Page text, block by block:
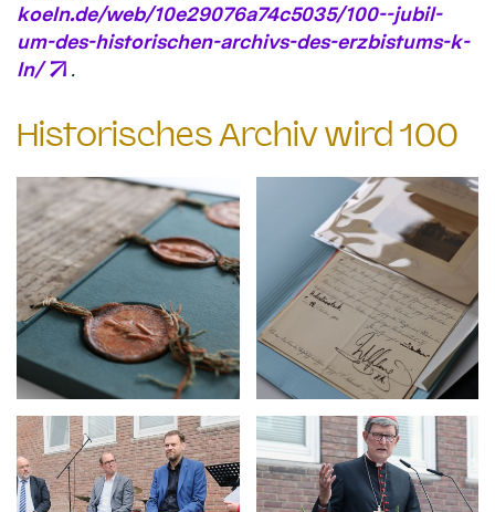
koeln.de/web/10e29076a74c5035/100--jubil-
um-des-historischen-archivs-des-erzbistums-k-
ln/
.
Historisches Archiv wird 100